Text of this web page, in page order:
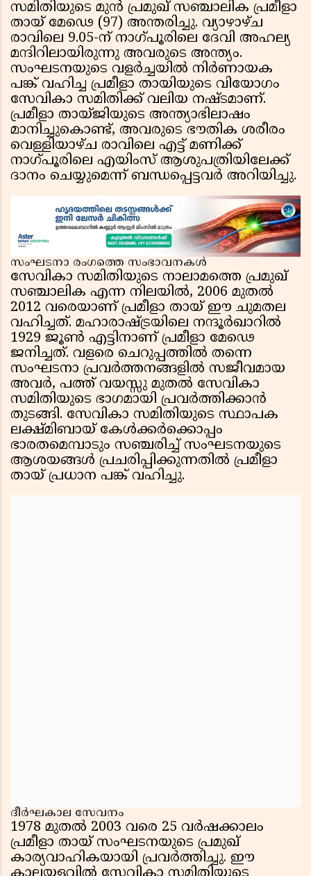
സമിതിയുടെ മുൻ പ്രമുഖ് സഞ്ചാലിക പ്രമീളാ
തായ് മേഢെ (97) അന്തരിച്ചു. വ്യാഴാഴ്ച
രാവിലെ 9.05-ന് നാഗ്പൂരിലെ ദേവി അഹല്യ
മന്ദിറിലായിരുന്നു അവരുടെ അന്ത്യം.
സംഘടനയുടെ വളർച്ചയിൽ നിർണായക
പങ്ക് വഹിച്ച പ്രമീളാ തായിയുടെ വിയോഗം
സേവികാ സമിതിക്ക് വലിയ നഷ്ടമാണ്.
പ്രമീളാ തായ്ജിയുടെ അന്ത്യാഭിലാഷം
മാനിച്ചുകൊണ്ട്, അവരുടെ ഭൗതിക ശരീരം
വെള്ളിയാഴ്ച രാവിലെ എട്ട് മണിക്ക്
നാഗ്പൂരിലെ എയിംസ് ആശുപത്രിയിലേക്ക്
ദാനം ചെയ്യുമെന്ന് ബന്ധപ്പെട്ടവർ അറിയിച്ചു.
സംഘടനാ രംഗത്തെ സംഭാവനകൾ
സേവികാ സമിതിയുടെ നാലാമത്തെ പ്രമുഖ്
സഞ്ചാലിക എന്ന നിലയിൽ, 2006 മുതൽ
2012 വരെയാണ് പ്രമീളാ തായ് ഈ ചുമതല
വഹിച്ചത്. മഹാരാഷ്ട്രയിലെ നന്ദൂർഖാറിൽ
1929 ജൂൺ എട്ടിനാണ് പ്രമീളാ മേഢെ
ജനിച്ചത്. വളരെ ചെറുപ്പത്തിൽ തന്നെ
സംഘടനാ പ്രവർത്തനങ്ങളിൽ സജീവമായ
അവർ, പത്ത് വയസ്സു മുതൽ സേവികാ
സമിതിയുടെ ഭാഗമായി പ്രവർത്തിക്കാൻ
തുടങ്ങി. സേവികാ സമിതിയുടെ സ്ഥാപക
ലക്ഷ്മിബായ് കേൾക്കർക്കൊപ്പം
ഭാരതമെമ്പാടും സഞ്ചരിച്ച് സംഘടനയുടെ
ആശയങ്ങൾ പ്രചരിപ്പിക്കുന്നതിൽ പ്രമീളാ
തായ് പ്രധാന പങ്ക് വഹിച്ചു.
ദീർഘകാല സേവനം
1978 മുതൽ 2003 വരെ 25 വർഷക്കാലം
പ്രമീളാ തായ് സംഘടനയുടെ പ്രമുഖ്
കാര്യവാഹികയായി പ്രവർത്തിച്ചു. ഈ